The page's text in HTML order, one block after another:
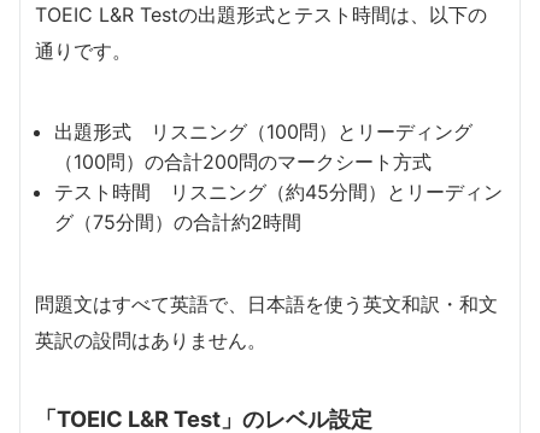
TOEIC L&R Testの出題形式とテスト時間は、以下の
通りです。
出題形式 リスニング（100問）とリーディング
（100問）の合計200問のマークシート方式
テスト時間 リスニング（約45分間）とリーディン
グ（75分間）の合計約2時間
問題文はすべて英語で、日本語を使う英文和訳・和文
英訳の設問はありません。
「TOEIC L&R Test」のレベル設定